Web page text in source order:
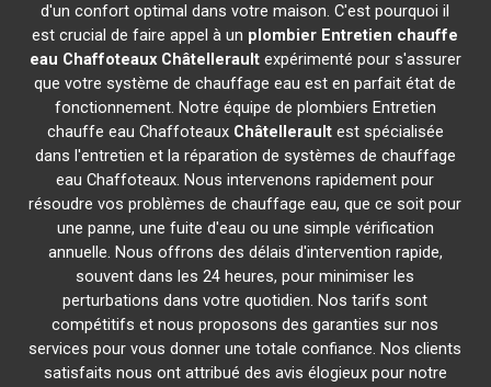
d'un confort optimal dans votre maison. C'est pourquoi il
est crucial de faire appel à un plombier Entretien chauffe
eau Chaffoteaux Châtelleraultexpérimenté pour s'assurer
que votre système de chauffage eau est en parfait état de
fonctionnement. Notre équipe de plombiers Entretien
chauffe eau Chaffoteaux Châtelleraultest spécialisée
dans l'entretien et la réparation de systèmes de chauffage
eau Chaffoteaux. Nous intervenons rapidement pour
résoudre vos problèmes de chauffage eau, que ce soit pour
une panne, une fuite d'eau ou une simple vérification
annuelle. Nous offrons des délais d'intervention rapide,
souvent dans les 24 heures, pour minimiser les
perturbations dans votre quotidien. Nos tarifs sont
compétitifs et nous proposons des garanties sur nos
services pour vous donner une totale confiance. Nos clients
satisfaits nous ont attribué des avis élogieux pour notre